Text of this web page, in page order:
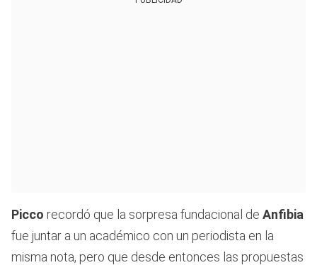
Picco recordó que la sorpresa fundacional de Anfibia
fue juntar a un académico con un periodista en la
misma nota, pero que desde entonces las propuestas